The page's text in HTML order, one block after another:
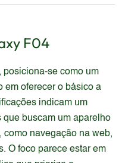
F04
posiciona-se como um
em oferecer o básico a
indicam um
buscam um aparelho
como navegação na web,
O foco parece estar em